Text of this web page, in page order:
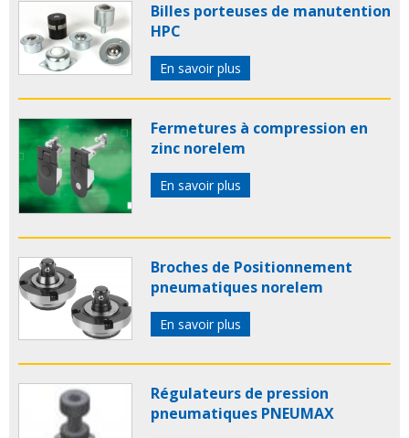
Billes porteuses de manutention
HPC
En savoir plus
Fermetures à compression en
zinc norelem
En savoir plus
Broches de Positionnement
pneumatiques norelem
En savoir plus
Régulateurs de pression
pneumatiques PNEUMAX